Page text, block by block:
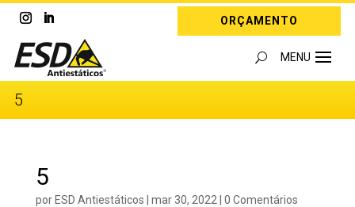
ORÇAMENTO
5
5
porESD Antiestáticos | mar 30, 2022 | 0 Comentários